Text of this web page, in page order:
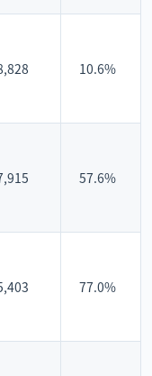
10.6%
57.6%
77.0%